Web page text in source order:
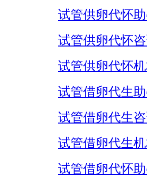
试管供卵代怀
试管供卵代怀
试管供卵代怀
试管借卵代生
试管借卵代生
试管借卵代生
试管借卵代怀